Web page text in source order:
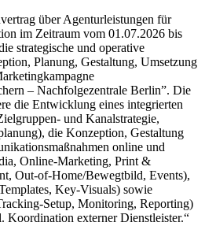
über Agenturleistungen für
im Zeitraum vom 01.07.2026 bis
strategische und operative
Planung, Gestaltung, Umsetzung
– Nachfolgezentrale Berlin”. Die
die Entwicklung eines integrierten
und Kanalstrategie,
die Konzeption, Gestaltung
online und
Online-Marketing, Print &
Out-of-Home/Bewegtbild, Events),
Key-Visuals) sowie
Setup, Monitoring, Reporting)
Koordination externer Dienstleister.“